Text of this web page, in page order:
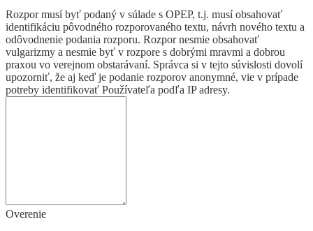
Rozpor musí byť podaný v súlade s OPEP, t.j. musí obsahovať
identifikáciu pôvodného rozporovaného textu, návrh nového textu a
odôvodnenie podania rozporu. Rozpor nesmie obsahovať
vulgarizmy a nesmie byť v rozpore s dobrými mravmi a dobrou
praxou vo verejnom obstarávaní. Správca si v tejto súvislosti dovolí
upozorniť, že aj keď je podanie rozporov anonymné, vie v prípade
potreby identifikovať Používateľa podľa IP adresy.
Overenie